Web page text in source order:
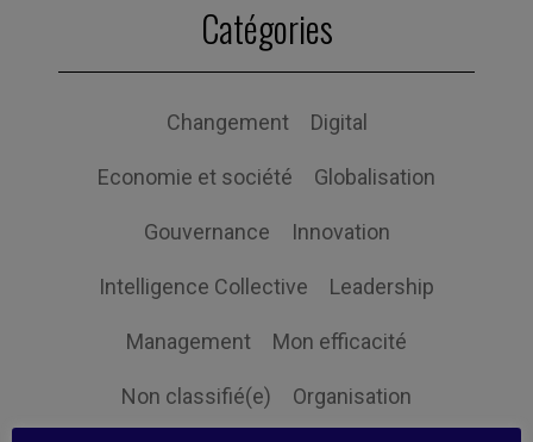
Catégories
Changement Digital
Economie et société Globalisation
Gouvernance Innovation
Intelligence Collective Leadership
Management Mon efficacité
Non classifié(e) Organisation